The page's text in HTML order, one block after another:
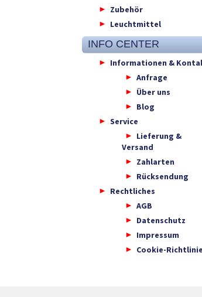
Zubehör
Leuchtmittel
INFO CENTER
Informationen &
Anfrage
Über uns
Blog
Service
Lieferung &
Versand
Zahlarten
Rücksendung
Rechtliches
AGB
Datenschutz
Impressum
Cookie-Richtlinie